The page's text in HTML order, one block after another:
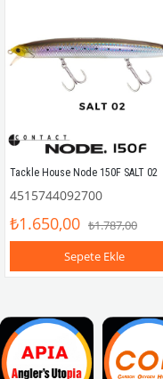
Tackle House Node 150F SALT 02
4515744092700
₺1.650,00 ₺1.787,00
Sepete Ekle